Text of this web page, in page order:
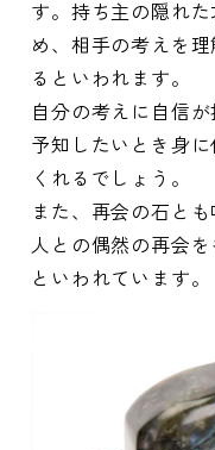
す。持ち主の隠れ
め、相手の考えを
るといわれます。
自分の考えに自信
予知したいとき身
くれるでしょう。
また、再会の石と
人との偶然の再会
といわれています。